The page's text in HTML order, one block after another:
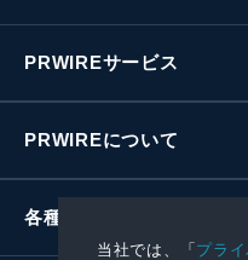
当社では、「プラ
PRWIREサービス
PRWIREについて
各種お問い合わせ